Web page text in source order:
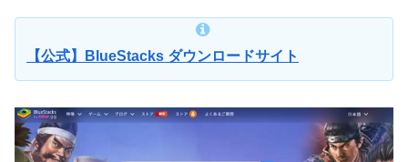
【公式】BlueStacks ダウンロードサイト